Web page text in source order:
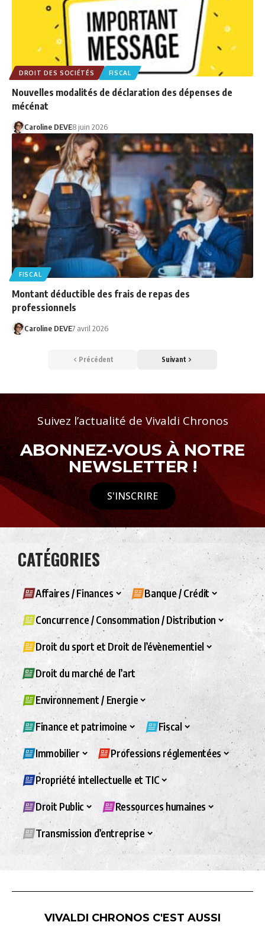
DROIT DES SOCIÉTÉS FISCAL
Nouvelles modalités de déclaration des dépenses de
mécénat
Caroline DEVE8 juin 2026
FISCAL
Montant déductible des frais de repas des
professionnels
Caroline DEVE7 avril 2026
Précédent Suivant
Suivez l’actualité de Vivaldi Chronos
ABONNEZ-VOUS À NOTRE
NEWSLETTER !
S'INSCRIRE
CATÉGORIES
Affaires / Finances Banque / Crédit
Concurrence / Consommation / Distribution
Droit du sport et Droit de l’évènementiel
Droit du marché de l’art
Environnement / Energie
Finance et patrimoine Fiscal
Immobilier Professions réglementées
Propriété intellectuelle et TIC
Droit Public Ressources humaines
Transmission d’entreprise
VIVALDI CHRONOS C'EST AUSSI